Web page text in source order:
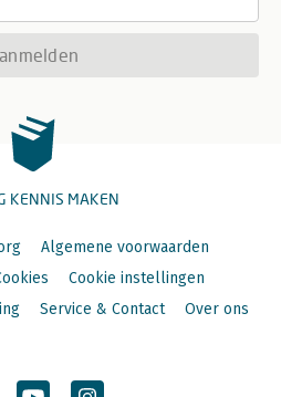
KENNIS MAKEN
Algemene voorwaarden
Cookie instellingen
Service & Contact Over ons